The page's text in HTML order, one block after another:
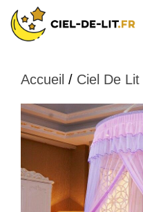
Aller
au
Accueil / Ciel De Lit